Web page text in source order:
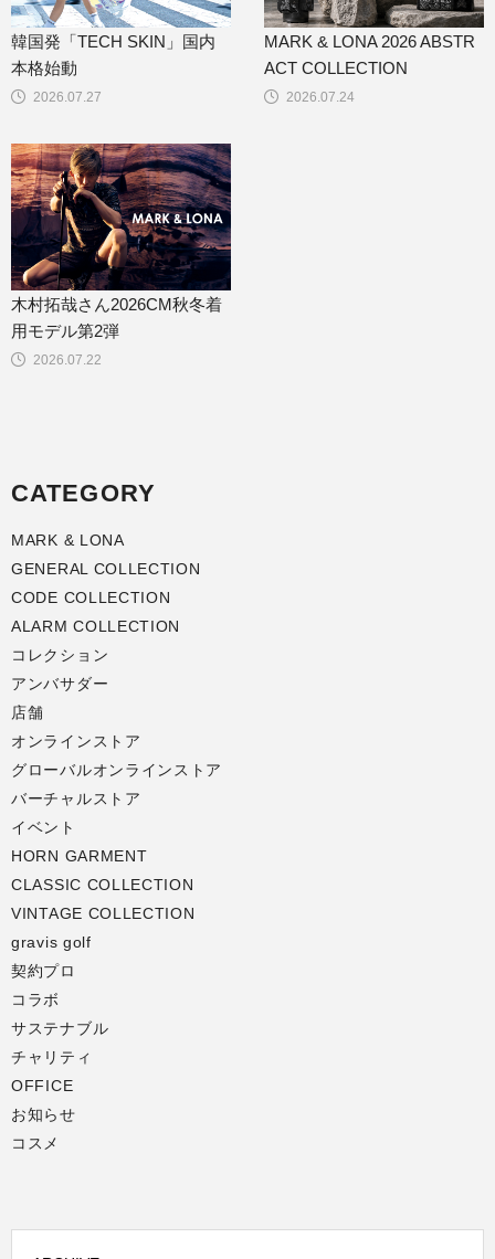
2026.07.27
韓国発「TECH SKIN」国内
本格始動
2026.07.24
MARK & LONA 2026 ABSTR
ACT COLLECTION
2026.07.22
木村拓哉さん2026CM秋冬着
用モデル第2弾
CATEGORY
MARK & LONA
GENERAL COLLECTION
CODE COLLECTION
ALARM COLLECTION
コレクション
アンバサダー
店舗
オンラインストア
グローバルオンラインストア
バーチャルストア
イベント
HORN GARMENT
CLASSIC COLLECTION
VINTAGE COLLECTION
gravis golf
契約プロ
コラボ
サステナブル
チャリティ
OFFICE
お知らせ
コスメ